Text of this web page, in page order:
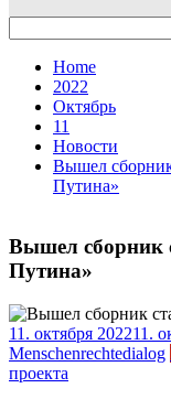
for:
Home
2022
Октябрь
11
Новости
Вышел
Путина»
Вышел сборник
Путина»
11. октября 202211.
Menschenrechtedialog
проекта